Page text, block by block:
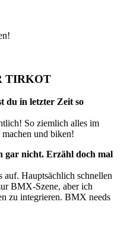
TIRKOT
du in letzter Zeit so
So ziemlich alles im
und biken!
gar nicht. Erzähl doch mal
Hauptsächlich schnellen
BMX-Szene, aber ich
zu integrieren. BMX needs